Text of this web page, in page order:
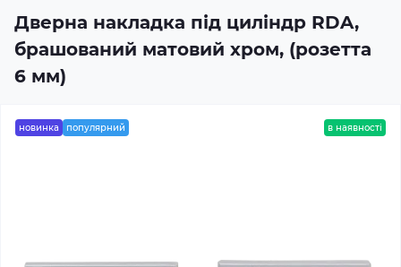
Дверна накладка під циліндр RDA,
брашований матовий хром, (розетта
6 мм)
новинка популярний в наявності